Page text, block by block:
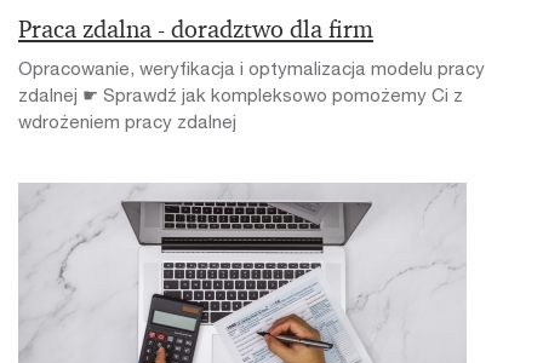
Praca zdalna - doradztwo dla firm
Opracowanie, weryfikacja i optymalizacja modelu pracy
zdalnej ☛ Sprawdź jak kompleksowo pomożemy Ci z
wdrożeniem pracy zdalnej